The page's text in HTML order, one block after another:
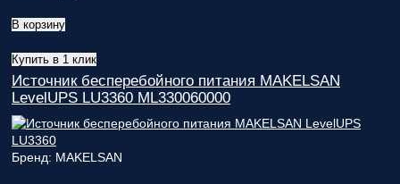
В корзину
Купить в 1 клик
Источник бесперебойного питания MAKELSAN
LevelUPS LU3360 ML330060000
Бренд: MAKELSAN